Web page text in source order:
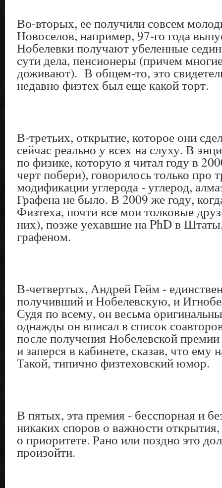
Во-вторых, ее получили совсем
Новоселов, например, 97-го года
Нобелевки получают убеленные
сути дела, пенсионеры (причем
доживают). В общем-то, это
недавно физтех был еще какой торт.
В-третьих, открытие, которое они
сейчас реально у всех на слуху. В
по физике, которую я читал году в
черт побери), говорилось только про
модификации углерода - углерод,
Графена не было. В 2009 же году,
Физтеха, почти все мои толковые
них), позже уехавшие на PhD в
графеном.
В-четвертых, Андрей Гейм -
получивший и Нобелевскую, и
Судя по всему, он весьма
однажды он вписал в список
после получения Нобелевской
и заперся в кабинете, сказав, что ему
Такой, типично физтеховский юмор.
В пятых, эта премия - бесспорная и
никаких споров о важности
о приоритете. Рано или поздно это
произойти.